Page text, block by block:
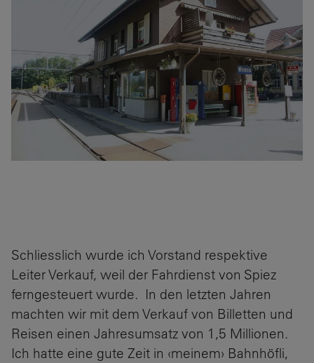
Schliesslich wurde ich Vorstand respektive
Leiter Verkauf, weil der Fahrdienst von Spiez
ferngesteuert wurde. In den letzten Jahren
machten wir mit dem Verkauf von Billetten und
Reisen einen Jahresumsatz von 1,5 Millionen.
Ich hatte eine gute Zeit in ‹meinem› Bahnhöfli,